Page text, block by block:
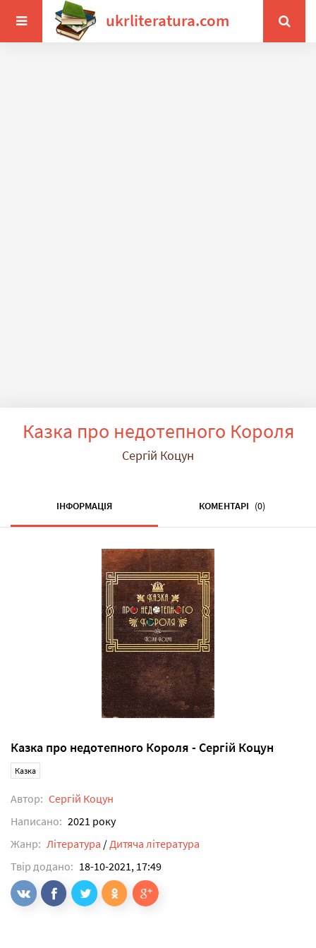
ukrliteratura.com
Казка про недотепного Короля
Сергій Коцун
ІНФОРМАЦІЯ КОМЕНТАРІ (0)
Казка про недотепного Короля - Сергій Коцун
Казка
Автор: Сергій Коцун
Написано: 2021 року
Жанр: Література / Дитяча література
Твір додано: 18-10-2021, 17:49